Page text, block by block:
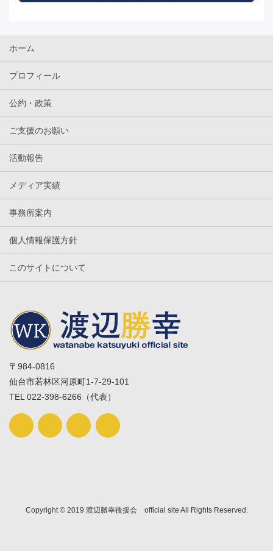
ホーム
プロフィール
公約・政策
ご支援のお願い
活動報告
メディア実績
事務所案内
個人情報保護方針
このサイトについて
〒984-0816
仙台市若林区河原町1-7-29-101
TEL 022-398-6266（代表）
Copyright © 2019 渡辺勝幸後援会 official site All Rights Reserved.